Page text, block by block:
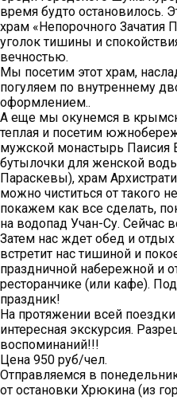
время будто остановилось.
храм «Непорочного
уголок тишины и
вечностью.
Мы посетим этот храм,
погуляем по внутреннему
оформлением..
А еще мы окунемся в
теплая и посетим
мужской монастырь Паисия
бутылочки для женской
Параскевы), храм
можно чиститься от такого
покажем как все сделать,
на водопад Учан-Су. Сейчас
Затем нас ждет обед и
встретит нас тишиной и
праздничной набережной и
ресторанчике (или кафе).
праздник!
На протяжении всей
интересная экскурсия.
воспоминаний!!!
Цена 950 руб/чел.
Отправляемся в
от остановки Хрюкина (из